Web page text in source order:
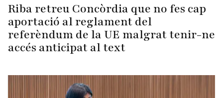
Riba retreu Concòrdia que no fes cap
aportació al reglament del
referèndum de la UE malgrat tenir-ne
accés anticipat al text